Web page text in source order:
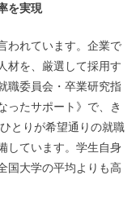
を実現
われています。企業で
材を、厳選して採用す
職委員会・卒業研究指
ったサポート》で、き
とりが希望通りの就職
しています。学生自身
国大学の平均よりも高